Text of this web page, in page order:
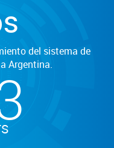
del sistema de
Argentina.